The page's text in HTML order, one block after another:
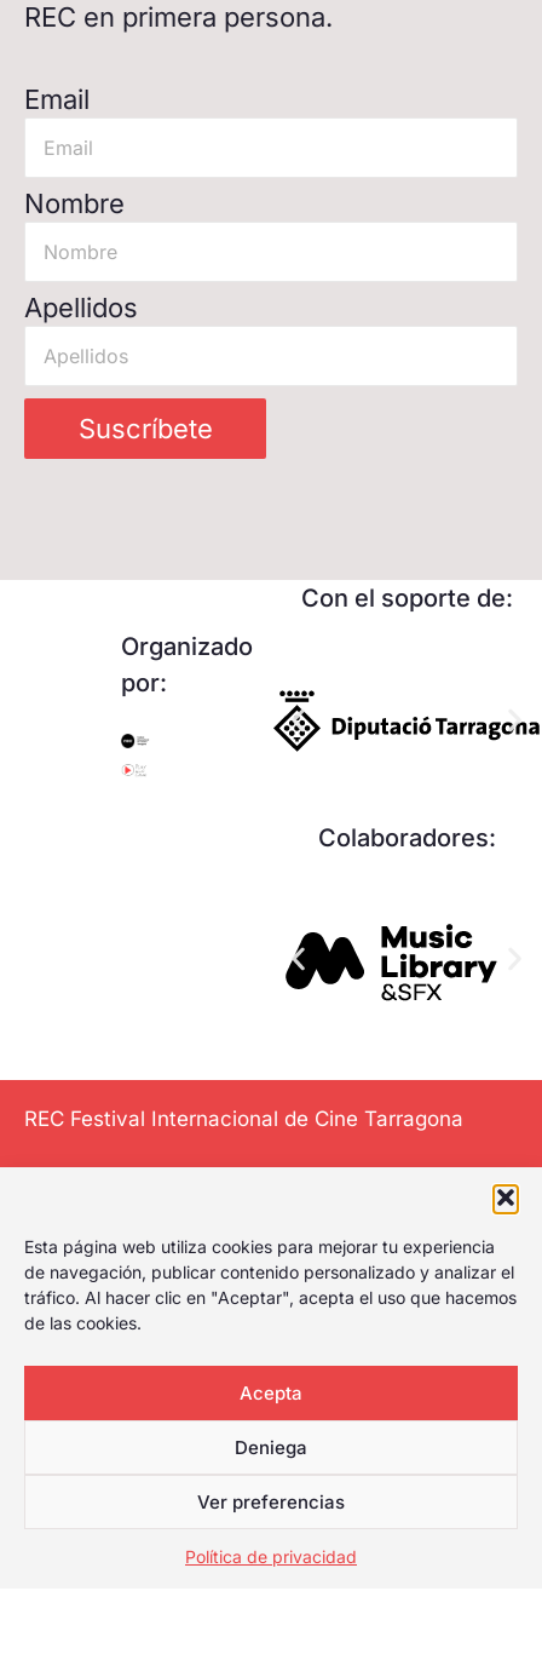
Esta página web utiliza cookies para mejorar tu experiencia
de navegación, publicar contenido personalizado y analizar el
tráfico. Al hacer clic en "Aceptar", acepta el uso que hacemos
de las cookies.
Acepta
Deniega
Ver preferencias
Política de privacidad
REC en primera persona.
Email
Nombre
Apellidos
Suscríbete
Organizado
por:
Con el soporte de:
Colaboradores:
REC Festival Internacional de Cine Tarragona
El Festival
Internacional de
Cine de Tarragona
primer festival de
cine de Tarragona
con amplia
cualquier tipo de